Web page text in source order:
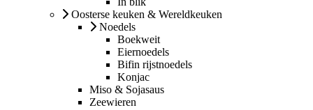
Oosterse keuken & Wereldkeuken
Noedels
Boekweit
Eiernoedels
Bifin rijstnoedels
Konjac
Miso & Sojasaus
Zeewieren